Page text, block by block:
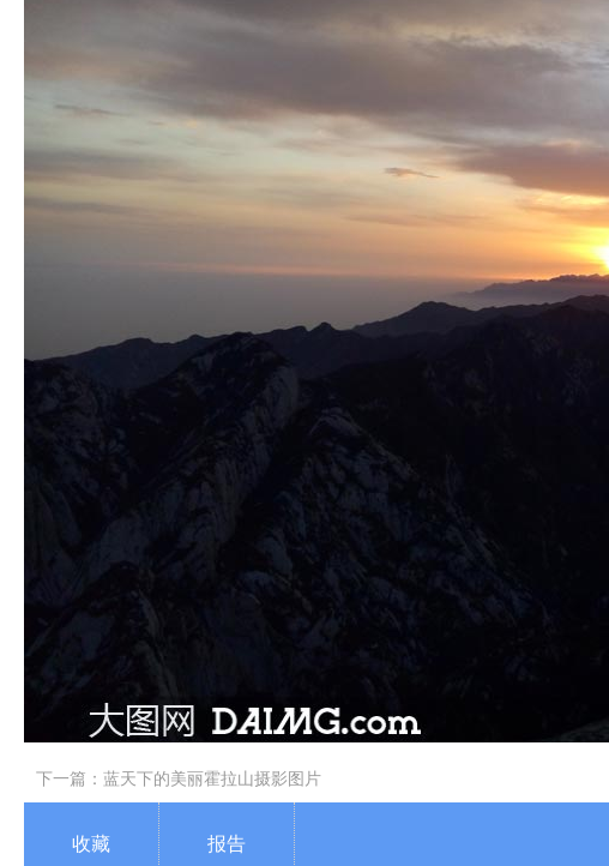
下一篇： 蓝天下的美丽霍拉山摄影图片
收藏 报告